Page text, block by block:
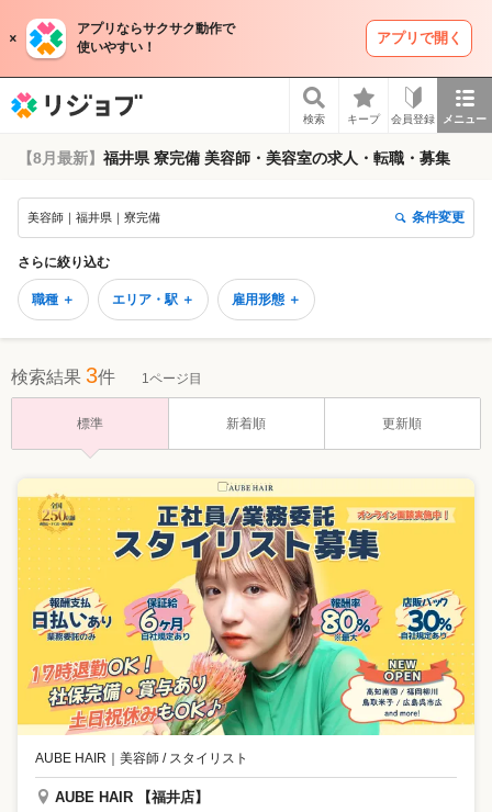
アプリならサクサク動作で
使いやすい！
アプリで開く
検索 キープ 会員登録 メニュー
【8月最新】 福井県 寮完備 美容師・美容室の求人・転職・募集
美容師｜福井県｜寮完備 条件変更
さらに絞り込む
職種 ＋ エリア・駅 ＋ 雇用形態 ＋
検索結果 3件 1ページ目
標準 新着順 更新順
AUBE HAIR 美容師 / スタイリスト
AUBE HAIR 【福井店】